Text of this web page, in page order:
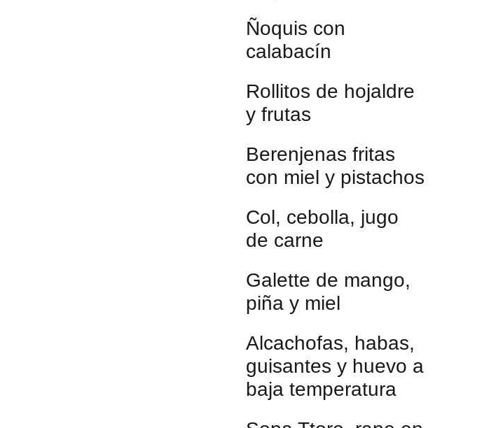
Ñoquis con
calabacín
Rollitos de hojaldre
y frutas
Berenjenas fritas
con miel y pistachos
Col, cebolla, jugo
de carne
Galette de mango,
piña y miel
Alcachofas, habas,
guisantes y huevo a
baja temperatura